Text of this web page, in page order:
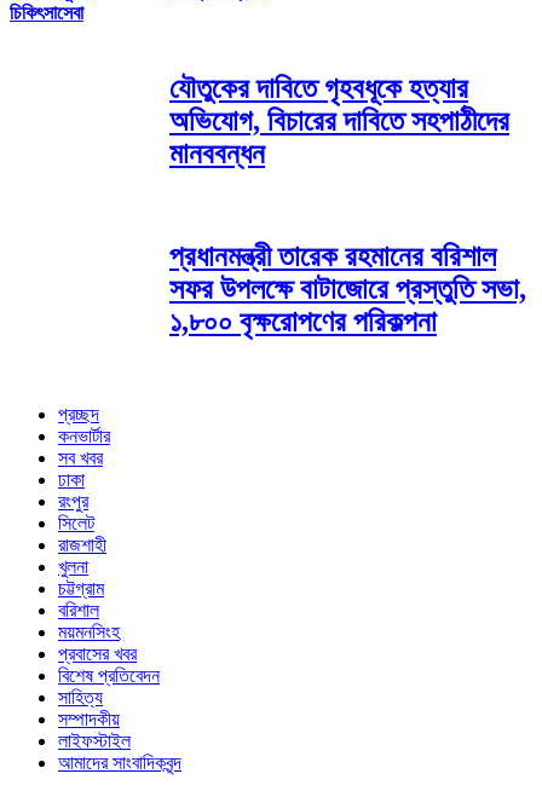
চিকিৎসাসেবা
যৌতুকের দাবিতে গৃহবধূকে হত্যার
অভিযোগ, বিচারের দাবিতে সহপাঠীদের
মানববন্ধন
প্রধানমন্ত্রী তারেক রহমানের বরিশাল
সফর উপলক্ষে বাটাজোরে প্রস্তুতি সভা,
১,৮০০ বৃক্ষরোপণের পরিকল্পনা
প্রচ্ছদ
কনভার্টার
সব খবর
ঢাকা
রংপুর
সিলেট
রাজশাহী
খুলনা
চট্টগ্রাম
বরিশাল
ময়মনসিংহ
প্রবাসের খবর
বিশেষ প্রতিবেদন
সাহিত্য
সম্পাদকীয়
লাইফস্টাইল
আমাদের সাংবাদিকবৃন্দ